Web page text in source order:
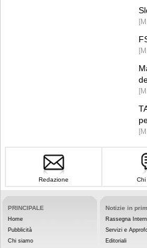
Redazione Chi
PRINCIPALE
Home
Pubblicità
Chi siamo
Notizie in
Rassegna
Servizi e
Editoriali